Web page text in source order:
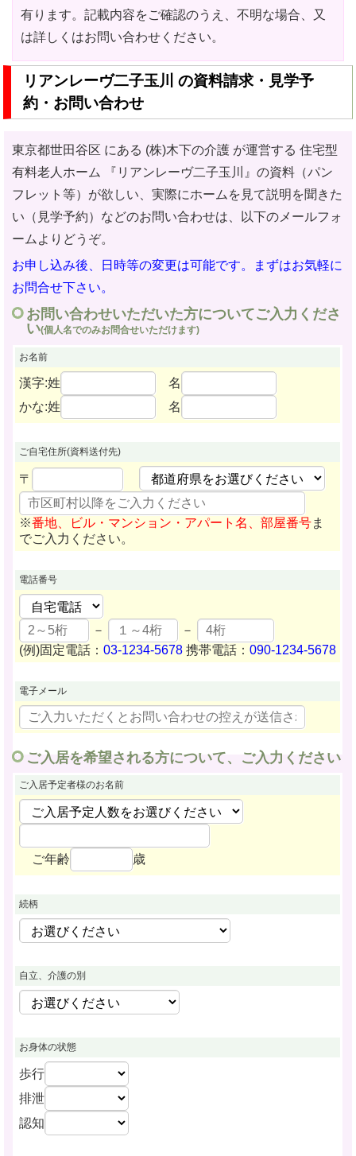
有ります。記載内容をご確認のうえ、不明な場合、又
は詳しくはお問い合わせください。
リアンレーヴ二子玉川 の資料請求・見学予
約・お問い合わせ
東京都世田谷区 にある (株)木下の介護 が運営する 住宅型
有料老人ホーム
『リアンレーヴ二子玉川』の資料（パン
フレット等）が欲しい、実際にホームを見て説明を聞きた
い（見学予約）などのお問い合わせは、以下のメールフォ
ームよりどうぞ。
お申し込み後、日時等の変更は可能です。まずはお気軽に
お問合せ下さい。
お問い合わせいただいた方についてご入力くださ
い(個人名でのみお問合せいただけます)
お名前
漢字:姓
名
かな:姓
名
ご自宅住所(資料送付先)
〒
※番地、ビル・マンション・アパート名、部屋番号ま
でご入力ください。
電話番号
－
－
(例)固定電話：03-1234-5678 携帯電話：090-1234-5678
電子メール
ご入居を希望される方について、ご入力ください
ご入居予定者様のお名前
ご年齢 歳
続柄
自立、介護の別
お身体の状態
歩行
排泄
認知